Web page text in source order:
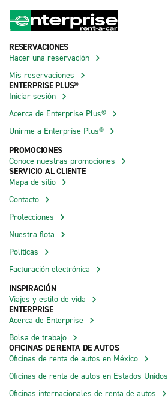
RESERVACIONES
Hacer una reservación
Mis reservaciones
ENTERPRISE PLUS®
Iniciar sesión
Acerca de Enterprise Plus®
Unirme a Enterprise Plus®
PROMOCIONES
Conoce nuestras promociones
SERVICIO AL CLIENTE
Mapa de sitio
Contacto
Protecciones
Nuestra flota
Políticas
Facturación electrónica
INSPIRACIÓN
Viajes y estilo de vida
ENTERPRISE
Acerca de Enterprise
Bolsa de trabajo
OFICINAS DE RENTA DE AUTOS
Oficinas de renta de autos en México
Oficinas de renta de autos en Estados Unidos
Oficinas internacionales de renta de autos